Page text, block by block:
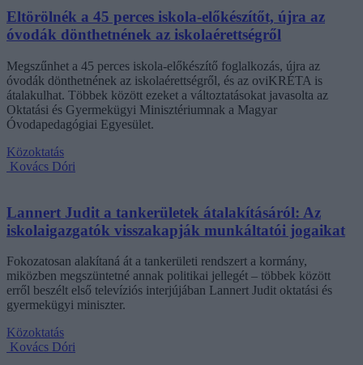
Eltörölnék a 45 perces iskola-előkészítőt, újra az
óvodák dönthetnének az iskolaérettségről
Megszűnhet a 45 perces iskola-előkészítő foglalkozás, újra az
óvodák dönthetnének az iskolaérettségről, és az oviKRÉTA is
átalakulhat. Többek között ezeket a változtatásokat javasolta az
Oktatási és Gyermekügyi Minisztériumnak a Magyar
Óvodapedagógiai Egyesület.
Közoktatás
Kovács Dóri
Lannert Judit a tankerületek átalakításáról: Az
iskolaigazgatók visszakapják munkáltatói jogaikat
Fokozatosan alakítaná át a tankerületi rendszert a kormány,
miközben megszüntetné annak politikai jellegét – többek között
erről beszélt első televíziós interjújában Lannert Judit oktatási és
gyermekügyi miniszter.
Közoktatás
Kovács Dóri